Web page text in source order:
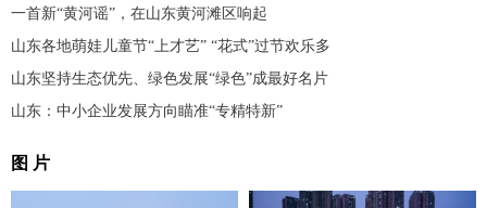
一首新“黄河谣”，在山东黄河滩区响起
山东各地萌娃儿童节“上才艺” “花式”过节欢乐多
山东坚持生态优先、绿色发展“绿色”成最好名片
山东：中小企业发展方向瞄准“专精特新”
图 片